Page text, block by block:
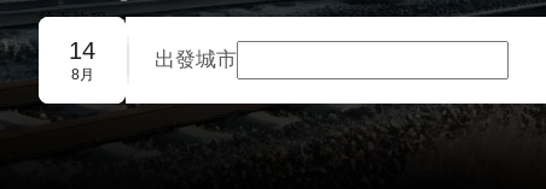
往返旅程
團體預訂
14
8月
出發城市